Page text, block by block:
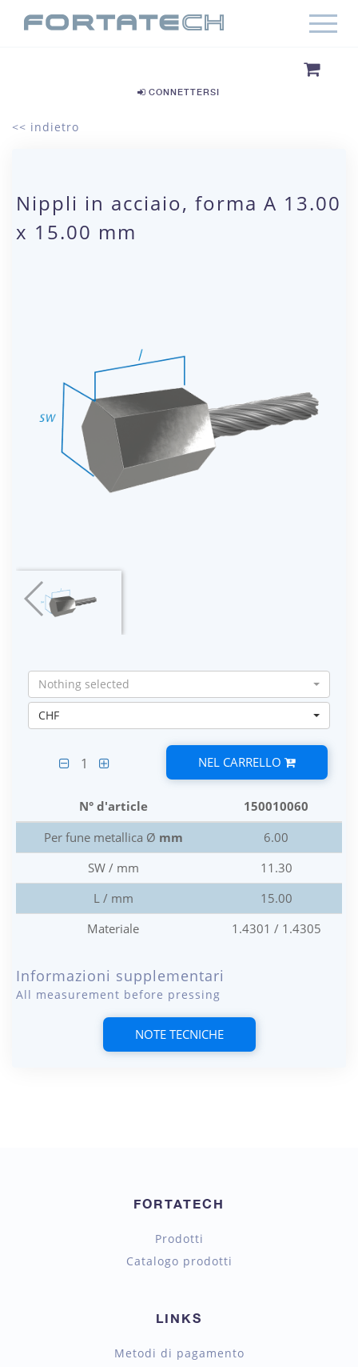
CONNETTERSI
<< indietro
Nippli in acciaio, forma A 13.00
x 15.00 mm
Nothing selected
CHF
1 NEL CARRELLO
N° d'article
150010060
Per fune metallica Ø mm
6.00
SW / mm
11.30
L / mm
15.00
Materiale
1.4301 / 1.4305
Informazioni supplementari
All measurement before pressing
NOTE TECNICHE
FORTATECH
Prodotti
Catalogo prodotti
LINKS
Metodi di pagamento